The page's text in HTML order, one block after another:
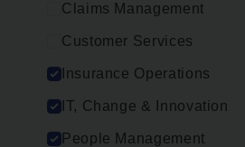
Claims Management
Customer Services
Insurance Operations
IT, Change & Innovation
People Management